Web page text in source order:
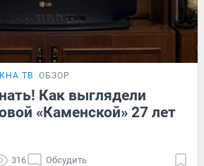
ТВ ОБЗОР
Как выглядели
«Каменской» 27 лет
316 Обсудить